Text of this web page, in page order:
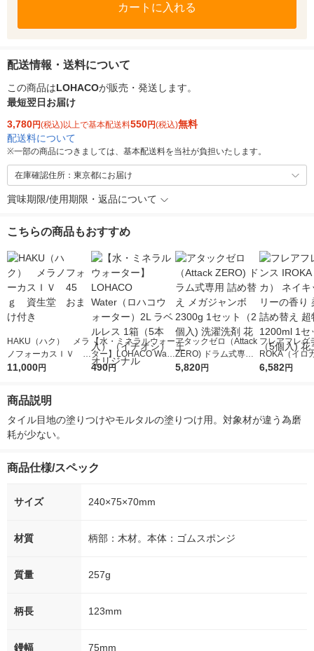
カートに入れる
配送情報・送料について
この商品はLOHACOが販売・発送します。
最短翌日お届け
3,780円(税込)以上で基本配送料550円(税込)無料
配送料について
※一部の商品につきましては、基本配送料を当社が負担いたします。
在庫確認住所：東京都にお届け
賞味期限/使用期限・返品について
こちらの商品もおすすめ
HAKU（ハク） メラ
ノフォーカスＩＶ 4
5ｇ 資生堂 おまけ
11,000円
【水・ミネラルウォー
ター】LOHACO Wate
r（ロハコウォータ
490円
アタックゼロ（Attack
ZERO) ドラム式専用
詰め替え メガジャン
5,820円
フレアフレグ
ROKA（イロ
イキッドリリ
6,582円
商品説明
タイル目地の塗りつけやモルタルの塗りつけ用。対象材が違う為磨
耗が少ない。
商品仕様/スペック
サイズ 240×75×70mm
材質 柄部：木材。本体：ゴムスポンジ
質量 257g
柄長 123mm
鏝幅 75mm